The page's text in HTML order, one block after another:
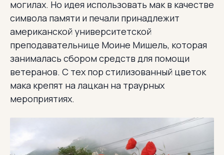
могилах. Но идея использовать мак в качестве
символа памяти и печали принадлежит
американской университетской
преподавательнице Моине Мишель, которая
занималась сбором средств для помощи
ветеранов. С тех пор стилизованный цветок
мака крепят на лацкан на траурных
мероприятиях.